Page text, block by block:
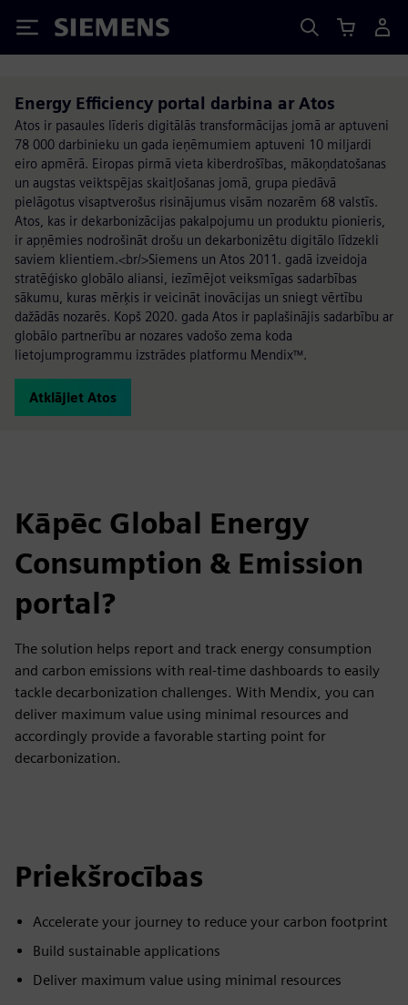
Siemens
Energy Efficiency portal darbina ar Atos
Atos ir pasaules līderis digitālās transformācijas jomā ar aptuveni
78 000 darbinieku un gada ieņēmumiem aptuveni 10 miljardi
eiro apmērā. Eiropas pirmā vieta kiberdrošības, mākoņdatošanas
un augstas veiktspējas skaitļošanas jomā, grupa piedāvā
pielāgotus visaptverošus risinājumus visām nozarēm 68 valstīs.
Atos, kas ir dekarbonizācijas pakalpojumu un produktu pionieris,
ir apņēmies nodrošināt drošu un dekarbonizētu digitālo līdzekli
saviem klientiem.<br/>Siemens un Atos 2011. gadā izveidoja
stratēģisko globālo aliansi, iezīmējot veiksmīgas sadarbības
sākumu, kuras mērķis ir veicināt inovācijas un sniegt vērtību
dažādās nozarēs. Kopš 2020. gada Atos ir paplašinājis sadarbību ar
globālo partnerību ar nozares vadošo zema koda
lietojumprogrammu izstrādes platformu Mendix™.
Atklājiet Atos
Kāpēc Global Energy
Consumption & Emission
portal?
The solution helps report and track energy consumption
and carbon emissions with real-time dashboards to easily
tackle decarbonization challenges. With Mendix, you can
deliver maximum value using minimal resources and
accordingly provide a favorable starting point for
decarbonization.
Priekšrocības
Accelerate your journey to reduce your carbon footprint
Build sustainable applications
Deliver maximum value using minimal resources